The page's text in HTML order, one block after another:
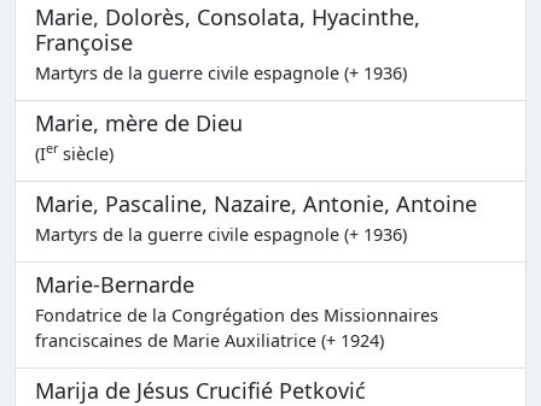
Marie, Dolorès, Consolata, Hyacinthe,
Françoise
Martyrs de la guerre civile espagnole (+ 1936)
Marie, mère de Dieu
(Iersiècle)
Marie, Pascaline, Nazaire, Antonie, Antoine
Martyrs de la guerre civile espagnole (+ 1936)
Marie-Bernarde
Fondatrice de la Congrégation des Missionnaires
franciscaines de Marie Auxiliatrice (+ 1924)
Marija de Jésus Crucifié Petković